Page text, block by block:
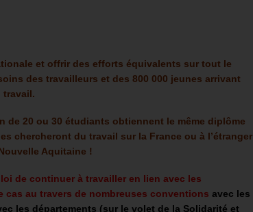
et offrir des efforts équivalents sur tout le
des travailleurs et des 800 000 jeunes arrivant
travail.
de 20 ou 30 étudiants obtiennent le même diplôme
chercheront du travail sur la France ou à l’étranger
Aquitaine !
de continuer à travailler en lien avec les
cas au travers de nombreuses conventions avec les
les départements (sur le volet de la Solidarité et